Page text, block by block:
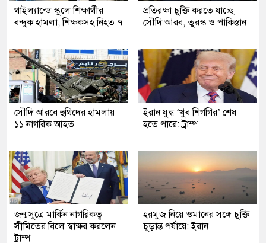
থাইল্যান্ডে স্কুলে শিক্ষার্থীর
বন্দুক হামলা, শিক্ষকসহ নিহত ৭
প্রতিরক্ষা চুক্তি করতে যাচ্ছে
সৌদি আরব, তুরস্ক ও পাকিস্তান
সৌদি আরবে হুথিদের হামলায়
১১ নাগরিক আহত
ইরান যুদ্ধ ‘খুব শিগগির’ শেষ
হতে পারে: ট্রাম্প
জন্মসূত্রে মার্কিন নাগরিকত্ব
সীমিতের বিলে স্বাক্ষর করলেন
ট্রাম্প
হরমুজ নিয়ে ওমানের সঙ্গে চুক্তি
চূড়ান্ত পর্যায়ে: ইরান